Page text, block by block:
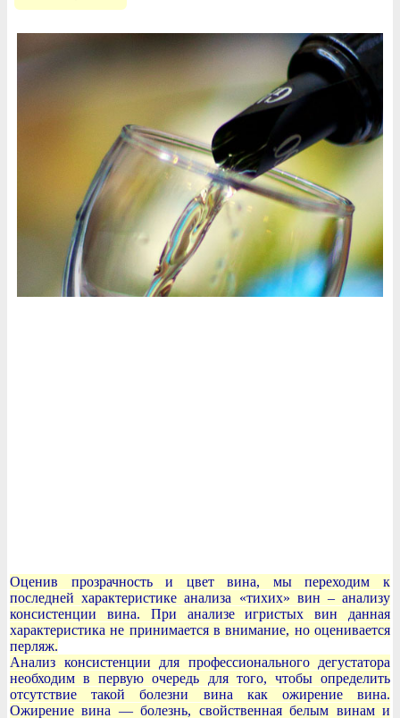
Оценив прозрачность и цвет вина, мы переходим к
последней характеристике анализа «тихих» вин – анализу
консистенции вина. При анализе игристых вин данная
характеристика не принимается в внимание, но оценивается
перляж.
Анализ консистенции для профессионального дегустатора
необходим в первую очередь для того, чтобы определить
отсутствие такой болезни вина как ожирение вина.
Ожирение вина — болезнь, свойственная белым винам и